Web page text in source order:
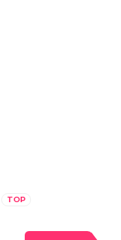
TOP